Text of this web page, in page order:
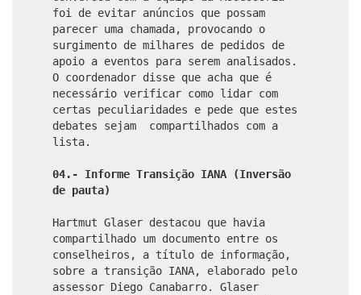
foi de evitar anúncios que possam
parecer uma chamada, provocando o
surgimento de milhares de pedidos de
apoio a eventos para serem analisados.
O coordenador disse que acha que é
necessário verificar como lidar com
certas peculiaridades e pede que estes
debates sejam compartilhados com a
lista.
04.- Informe Transição IANA (Inversão
de pauta)
Hartmut Glaser destacou que havia
compartilhado um documento entre os
conselheiros, a título de informação,
sobre a transição IANA, elaborado pelo
assessor Diego Canabarro. Glaser